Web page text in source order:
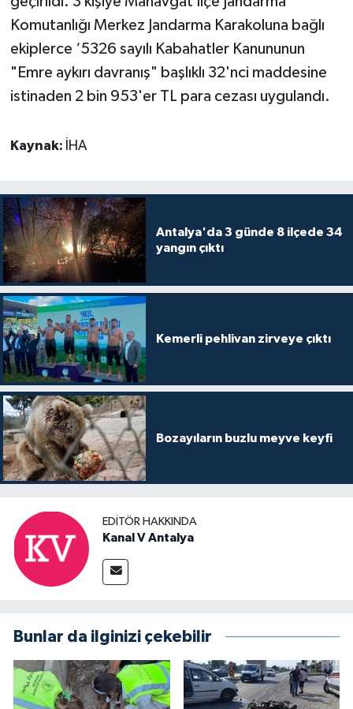
Komutanlığı Merkez Jandarma Karakoluna bağlı
ekiplerce ‘5326 sayılı Kabahatler Kanununun
"Emre aykırı davranış" başlıklı 32'nci maddesine
istinaden 2 bin 953'er TL para cezası uygulandı.
Kaynak: İHA
Antalya'da 3 günde 8 ilçede 34
yangın çıktı
Kemerli pehlivan zirveye çıktı
Bozayıların buzlu meyve keyfi
EDITÖR HAKKINDA
Kanal V Antalya
Bunlar da ilginizi çekebilir